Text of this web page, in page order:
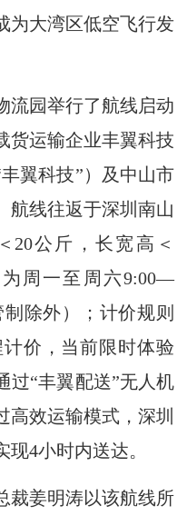
为大湾区低空飞行发
园举行了航线启动
货运输企业丰翼科技
翼科技”）及中山市
航线往返于深圳南山
20公斤，长宽高＜
为周一至周六9:00—
除外）；计价规则
价，当前限时体验
过“丰翼配送”无人机
高效运输模式，深圳
4小时内送达。
姜明涛以该航线所